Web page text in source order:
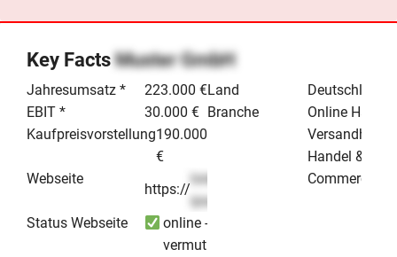
Key FactsMuster GmbH
Jahresumsatz *
223.000 €
EBIT *
30.000 €
Kaufpreisvorstellung190.000
€
Webseite
https://
lorem-
ipsum
Status Webseite
online -
vermutlich
Land
Deutschland
Branche
Online
Handel & E-
Commerce